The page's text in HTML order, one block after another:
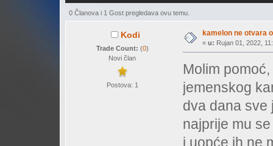
0 Članova i 1 Gost pregledava ovu temu.
Kodi
Trade Count: (0)
Novi član
Postova: 1
kamelon ne otvara
« u: Rujan 01, 2022,
Molim
jemenskog
dva dana sve
najprije mu
i uopće ih ne